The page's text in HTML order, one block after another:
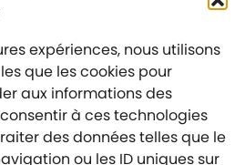
expériences, nous utilisons
que les cookies pour
aux informations des
à ces technologies
des données telles que le
ou les ID uniques sur
de confidentialité
entreprise engagée